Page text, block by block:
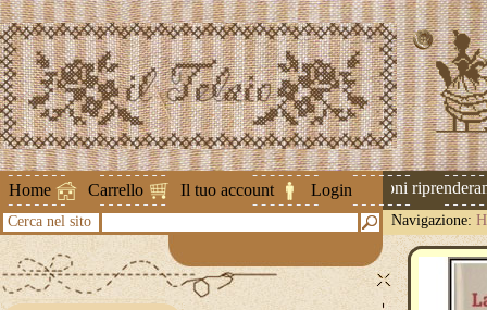
Home Carrello Il tuo account Login
Attenzione ! Le spedizioni
Cerca nel sito Navigazione: